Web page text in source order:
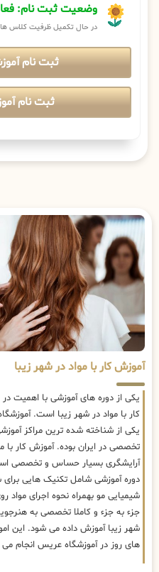
وضعیت ثبت نام:
در حال تکمیل ظرفیت کلاس
ثبت نام
ثبت نام
آموزش کار با مواد در شهر زیبا
یکی از دوره های آموزشی با اهمیت
کار با مواد در شهر زیبا است.
یکی از شناخته شده ترین مراکز
تخصصی در ایران بوده. آموزش کار با
آرایشگری بسیار حساس و تخصصی است
دوره آموزشی شامل تکنیک هایی
شیمیایی مو بهمراه نحوه اجرای
جزء به جزء و کاملا تخصصی به
شهر زیبا آموزش داده می شود. این
های روز در آموزشگاه عریس انجام